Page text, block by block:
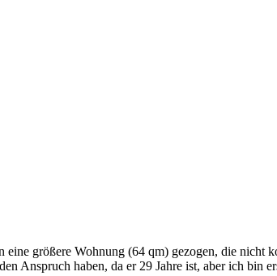
größere Wohnung (64 qm) gezogen, die nicht
Anspruch haben, da er 29 Jahre ist, aber ich bin